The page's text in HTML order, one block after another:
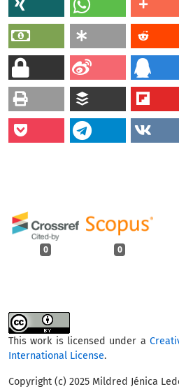
0 0
This work is licensed under a
International License.
Copyright (c) 2025 Mildred Jénica